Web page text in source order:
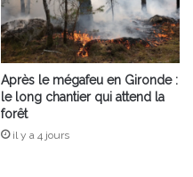
Après le mégafeu en Gironde :
le long chantier qui attend la
forêt
il y a 4 jours